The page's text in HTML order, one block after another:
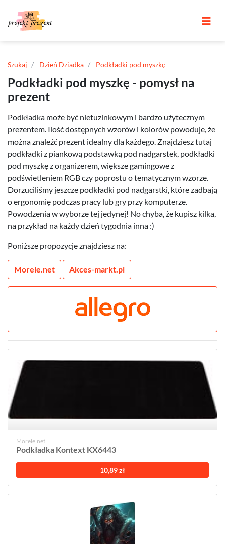
Szukaj Dzień Dziadka Podkładki pod myszkę
Podkładki pod myszkę - pomysł na
prezent
Podkładka może być nietuzinkowym i bardzo użytecznym
prezentem. Ilość dostępnych wzorów i kolorów powoduje, że
można znaleźć prezent idealny dla każdego. Znajdziesz tutaj
podkładki z piankową podstawką pod nadgarstek, podkładki
pod myszkę z organizerem, większe gamingowe z
podświetleniem RGB czy poprostu o tematycznym wzorze.
Dorzuciliśmy jeszcze podkładki pod nadgarstki, które zadbają
o ergonomię podczas pracy lub gry przy komputerze.
Powodzenia w wyborze tej jedynej! No chyba, że kupisz kilka,
na przykład na każdy dzień tygodnia inna :)
Poniższe propozycje znajdziesz na:
Morele.net Akces-markt.pl
Morele.net
Podkładka Kontext KX6443
10,89 zł